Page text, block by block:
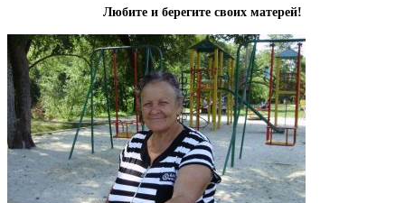
Любите и берегите своих матерей!